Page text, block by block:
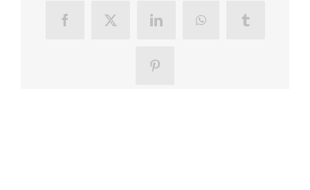
FacebookX LinkedInWhatsAppTumblr
Pinterest